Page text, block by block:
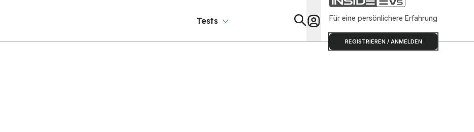
Tests Für eine persönlichere Erfahrung
REGISTRIEREN / ANMELDEN